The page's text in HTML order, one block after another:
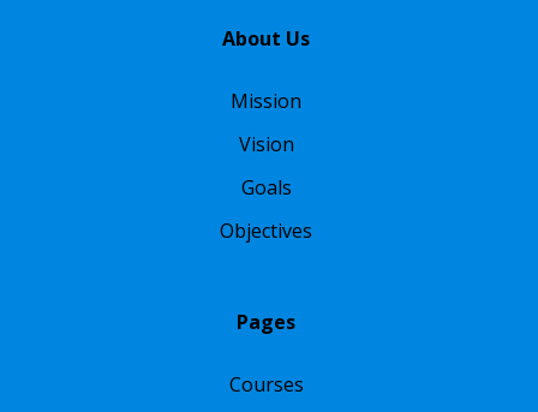
About Us
Mission
Vision
Goals
Objectives
Pages
Courses